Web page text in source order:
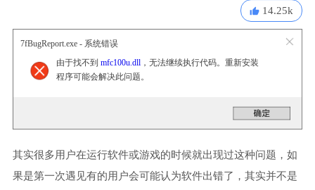
14.25k
7fBugReport.exe - 系统错误
由于找不到 mfc100u.dll，无法继续执行代码。重新安装
程序可能会解决此问题。
其实很多用户在运行软件或游戏的时候就出现过这种问题，如
果是第一次遇见有的用户会可能认为软件出错了，其实并不是